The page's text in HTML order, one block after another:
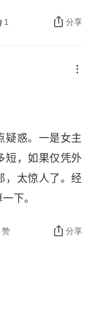
格丽特是一个内
，可见玛格丽
想的可贵。但
的父亲为了家
阿尔芒，形成
终玛格丽特因病
人爱情制定的悲
花老师
1 分享
疑惑。一是女主
短，如果仅凭外
，太惊人了。经
下。
分享